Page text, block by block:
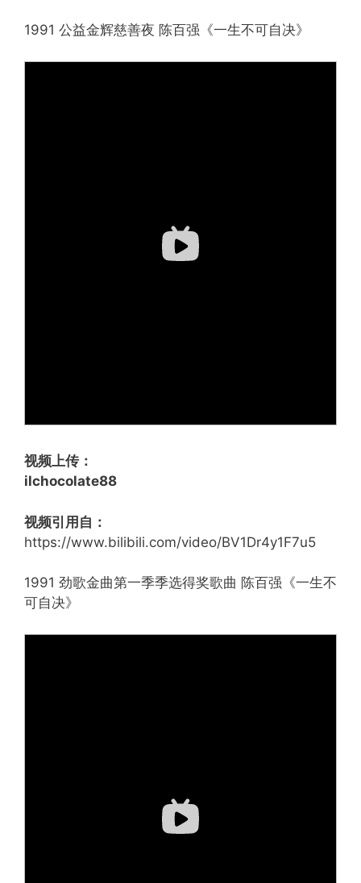
1991 公益金辉慈善夜 陈百强《一生不可自决》
视频上传：
ilchocolate88
视频引用自：
https://www.bilibili.com/video/BV1Dr4y1F7u5
1991 劲歌金曲第一季季选得奖歌曲 陈百强《一生不
可自决》